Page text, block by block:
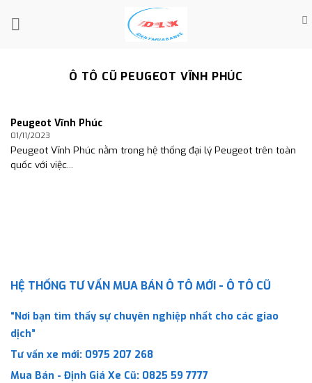
Ô TÔ CŨ PEUGEOT VĨNH PHÚC
Peugeot Vĩnh Phúc
01/11/2023
Peugeot Vĩnh Phúc nằm trong hệ thống đại lý Peugeot trên toàn
quốc với việc...
HỆ THỐNG TƯ VẤN MUA BÁN Ô TÔ MỚI - Ô TÔ CŨ
“Nơi bạn tìm thấy sự chuyên nghiệp nhất cho các giao
dịch”
Tư vấn xe mới: 0975 207 268
Mua Bán - Định Giá Xe Cũ: 0825 59 7777